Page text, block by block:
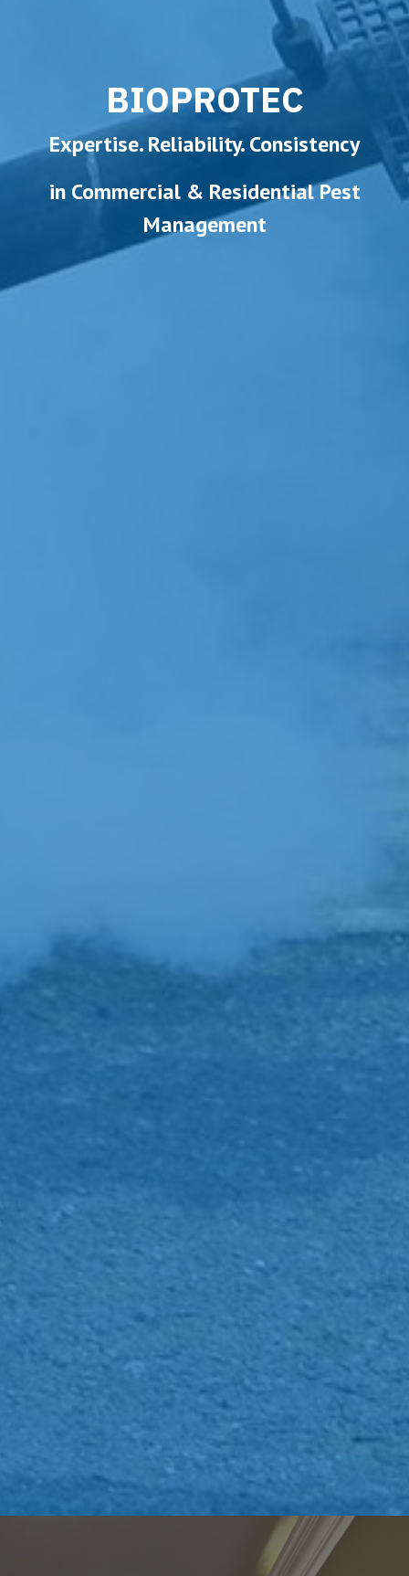
BIOPROTEC
Expertise. Reliability. Consistency
in Commercial & Residential Pest
Management​